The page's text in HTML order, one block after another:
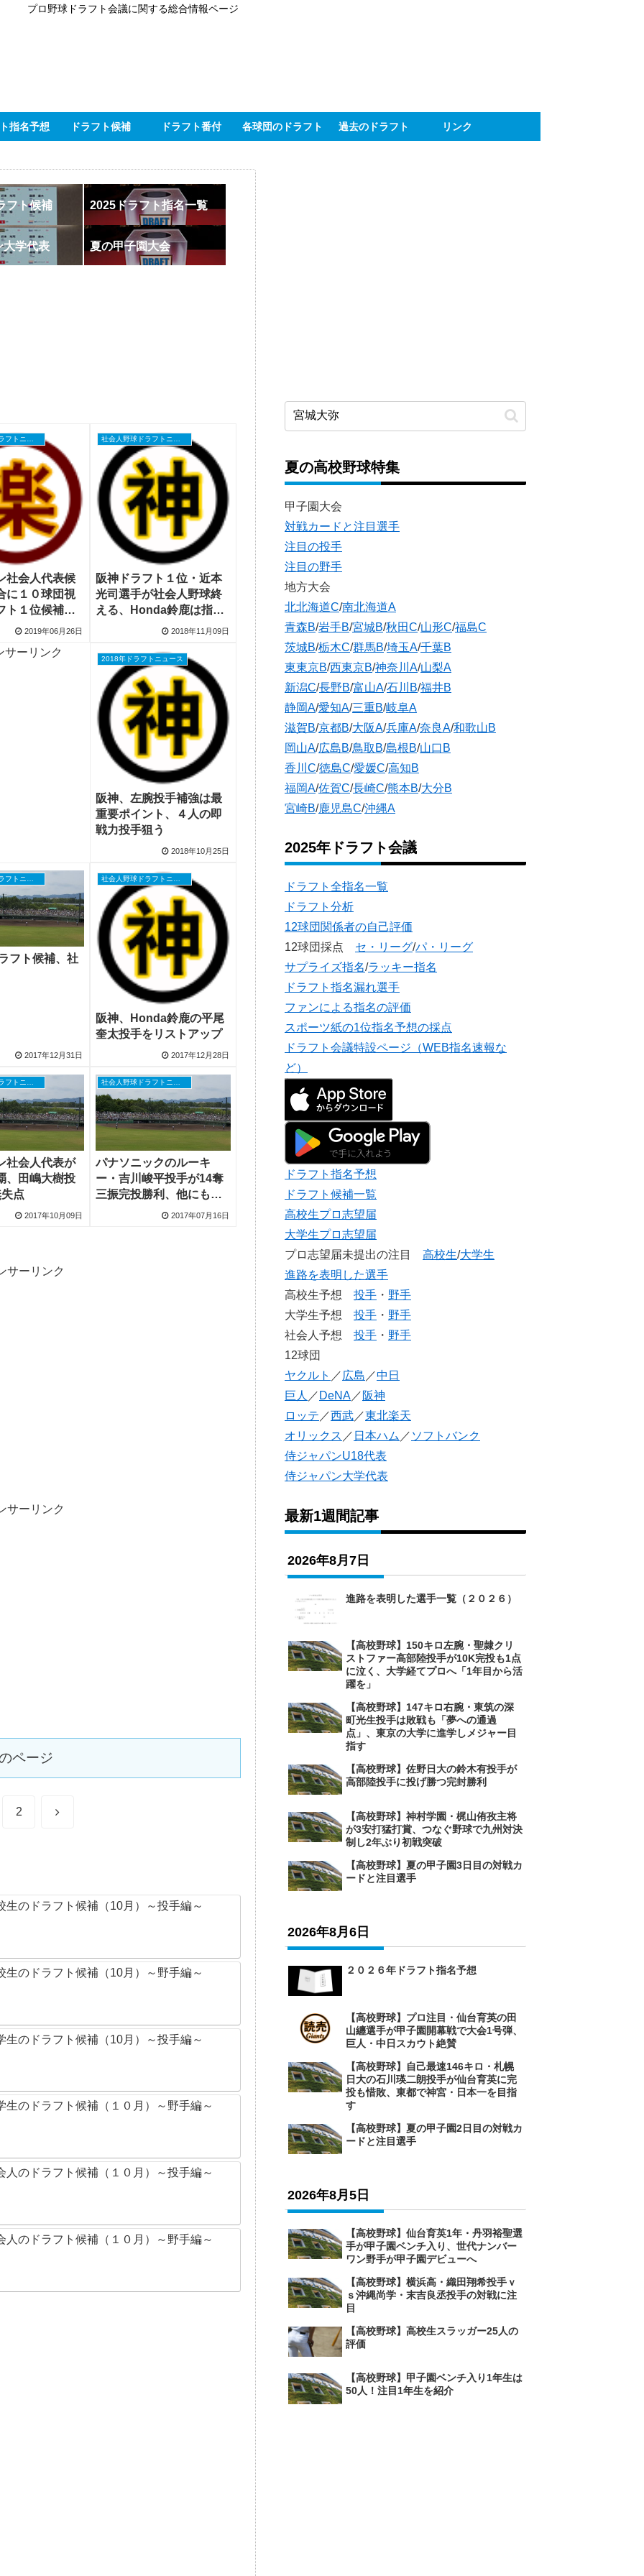
プロ野球ドラフト会議に関する総合情報ページ
指名予想 ドラフト候補 ドラフト番付 各球団のドラフト 過去のドラフト リンク
フト候補 2025ドラフト指名一覧
大学代表 夏の甲子園大会
社会人代表候
に１０球団視
ト１位候補・
手を東北楽天
2019年06月26日
阪神ドラフト１位・近本
光司選手が社会人野球終
える、Honda鈴鹿は指名
漏れ選手が意地2018年11月09日
サーリンク 2018年ドラフトニュース
阪神、左腕投手補強は最
重要ポイント、４人の即
戦力投手狙う
2018年10月25日
フト候補、社
2017年12月31日
阪神、Honda鈴鹿の平尾
奎太投手をリストアップ
2017年12月28日
社会人野球ドラフトニュース
社会人代表が
、田嶋大樹投
点
2017年10月09日
社会人野球ドラフトニュース
パナソニックのルーキ
ー・吉川峻平投手が14奪
三振完投勝利、他にもル
ーキーが活躍
2017年07月16日
サーリンク
サーリンク
ページ
2 次
生のドラフト候補（10月）～投手編～
生のドラフト候補（10月）～野手編～
生のドラフト候補（10月）～投手編～
生のドラフト候補（１０月）～野手編～
人のドラフト候補（１０月）～投手編～
人のドラフト候補（１０月）～野手編～
夏の高校野球特集
甲子園大会
対戦カードと注目選手
注目の投手
注目の野手
地方大会
北北海道C/南北海道A
青森B/岩手B/宮城B/秋田C/山形C/福島C
茨城B/栃木C/群馬B/埼玉A/千葉B
東東京B/西東京B/神奈川A/山梨A
新潟C/長野B/富山A/石川B/福井B
静岡A/愛知A/三重B/岐阜A
滋賀B/京都B/大阪A/兵庫A/奈良A/和歌山B
岡山A/広島B/鳥取B/島根B/山口B
香川C/徳島C/愛媛C/高知B
福岡A/佐賀C/長崎C/熊本B/大分B
宮崎B/鹿児島C/沖縄A
2025年ドラフト会議
ドラフト全指名一覧
ドラフト分析
12球団関係者の自己評価
12球団採点 セ・リーグ/パ・リーグ
サプライズ指名/ラッキー指名
ドラフト指名漏れ選手
ファンによる指名の評価
スポーツ紙の1位指名予想の採点
ドラフト会議特設ページ（WEB指名速報な
ど）
ドラフト指名予想
ドラフト候補一覧
高校生プロ志望届
大学生プロ志望届
プロ志望届未提出の注目 高校生/大学生
進路を表明した選手
高校生予想 投手 ・ 野手
大学生予想 投手 ・ 野手
社会人予想 投手 ・ 野手
12球団
ヤクルト ／ 広島 ／中日
巨人 ／ DeNA ／ 阪神
ロッテ ／西武 ／東北楽天
オリックス ／ 日本ハム ／ ソフトバンク
侍ジャパンU18代表
侍ジャパン大学代表
最新1週間記事
2026年8月7日
進路を表明した選手一覧（２０２６）
【高校野球】150キロ左腕・聖隷クリ
ストファー高部陸投手が10K完投も1点
に泣く、大学経てプロへ「1年目から活
躍を」
【高校野球】147キロ右腕・東筑の深
町光生投手は敗戦も「夢への通過
点」、東京の大学に進学しメジャー目
指す
【高校野球】佐野日大の鈴木有投手が
高部陸投手に投げ勝つ完封勝利
【高校野球】神村学園・梶山侑孜主将
が3安打猛打賞、つなぐ野球で九州対決
制し2年ぶり初戦突破
【高校野球】夏の甲子園3日目の対戦カ
ードと注目選手
2026年8月6日
２０２６年ドラフト指名予想
【高校野球】プロ注目・仙台育英の田
山纏選手が甲子園開幕戦で大会1号弾、
巨人・中日スカウト絶賛
【高校野球】自己最速146キロ・札幌
日大の石川瑛二朗投手が仙台育英に完
投も惜敗、東都で神宮・日本一を目指
す
【高校野球】夏の甲子園2日目の対戦カ
ードと注目選手
2026年8月5日
【高校野球】仙台育英1年・丹羽裕聖選
手が甲子園ベンチ入り、世代ナンバー
ワン野手が甲子園デビューへ
【高校野球】横浜高・織田翔希投手ｖ
ｓ沖縄尚学・末吉良丞投手の対戦に注
目
【高校野球】高校生スラッガー25人の
評価
【高校野球】甲子園ベンチ入り1年生は
50人！注目1年生を紹介